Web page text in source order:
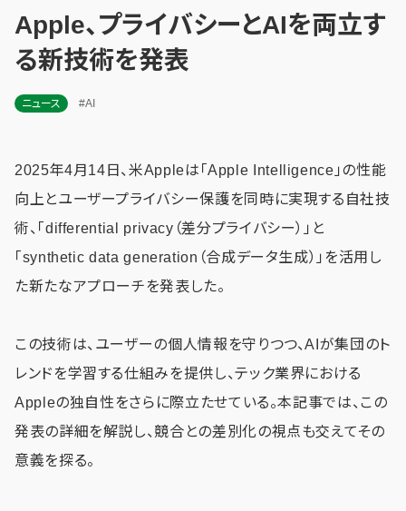
Apple、プライバシーとAIを両立す
る新技術を発表
ニュース #AI
2025年4月14日、米Appleは「Apple Intelligence」の性能
向上とユーザープライバシー保護を同時に実現する自社技
術、「differential privacy（差分プライバシー）」と
「synthetic data generation（合成データ生成）」を活用し
た新たなアプローチを発表した。
この技術は、ユーザーの個人情報を守りつつ、AIが集団のト
レンドを学習する仕組みを提供し、テック業界における
Appleの独自性をさらに際立たせている。本記事では、この
発表の詳細を解説し、競合との差別化の視点も交えてその
意義を探る。